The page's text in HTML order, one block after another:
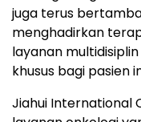
juga terus
menghadirkan
layanan
khusus bagi pasien
Jiahui International